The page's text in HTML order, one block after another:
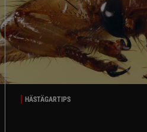
HÄSTÄGARTIPS